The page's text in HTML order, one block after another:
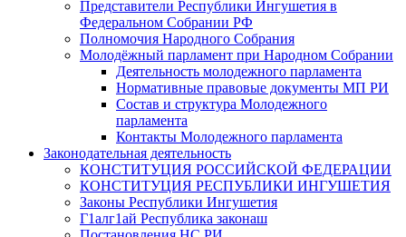
Представители Республики Ингушетия в
Федеральном Собрании РФ
Полномочия Народного Собрания
Молодёжный парламент при Народном Собрании
Деятельность молодежного парламента
Нормативные правовые документы МП РИ
Состав и структура Молодежного
парламента
Контакты Молодежного парламента
Законодательная деятельность
КОНСТИТУЦИЯ РОССИЙСКОЙ ФЕДЕРАЦИИ
КОНСТИТУЦИЯ РЕСПУБЛИКИ ИНГУШЕТИЯ
Законы Республики Ингушетия
Г1алг1ай Республика законаш